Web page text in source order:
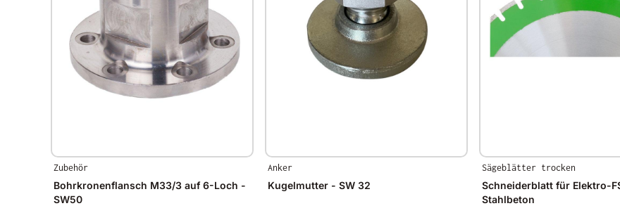
Zubehör
Bohrkronenflansch M33/3 auf 6-Loch -
SW50
Anker
Kugelmutter - SW 32
Sägeblätter trocken
Schneiderblatt für Elektro-
Stahlbeton